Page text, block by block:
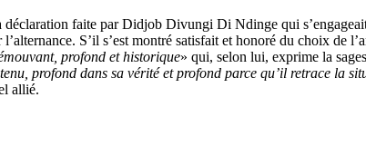
faite par Didjob Divungi Di Ndinge qui
S’il s’est montré satisfait et honoré du choix de
profond et historique» qui, selon lui, exprime la
profond dans sa vérité et profond parce qu’il retrace la
allié.